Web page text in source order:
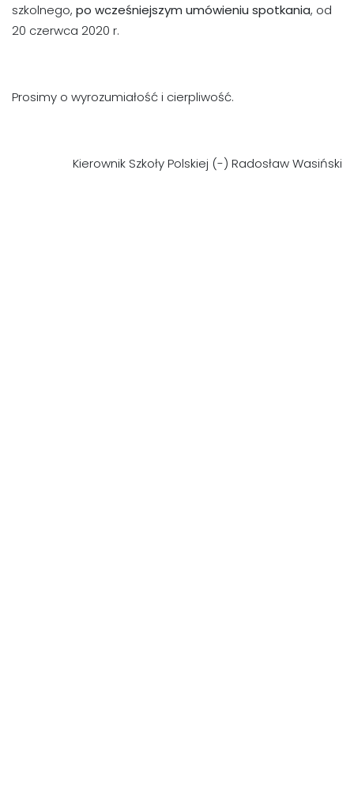
szkolnego, po wcześniejszym umówieniu spotkania, od
20 czerwca 2020 r.
Prosimy o wyrozumiałość i cierpliwość.
Kierownik Szkoły Polskiej (-) Radosław Wasiński